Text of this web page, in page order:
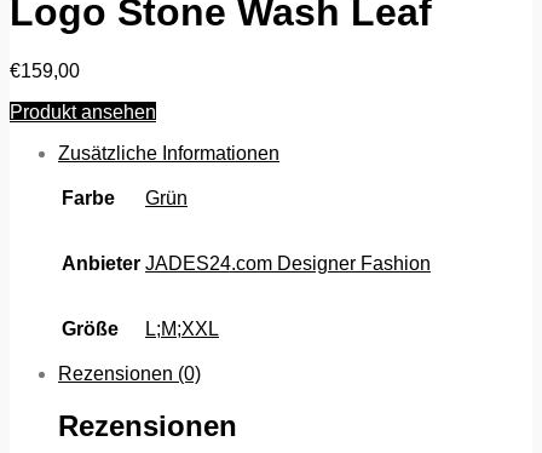
Logo Stone Wash Leaf
€159,00
Produkt ansehen
Zusätzliche Informationen
Farbe Grün
Anbieter JADES24.com Designer Fashion
Größe L;M;XXL
Rezensionen (0)
Rezensionen